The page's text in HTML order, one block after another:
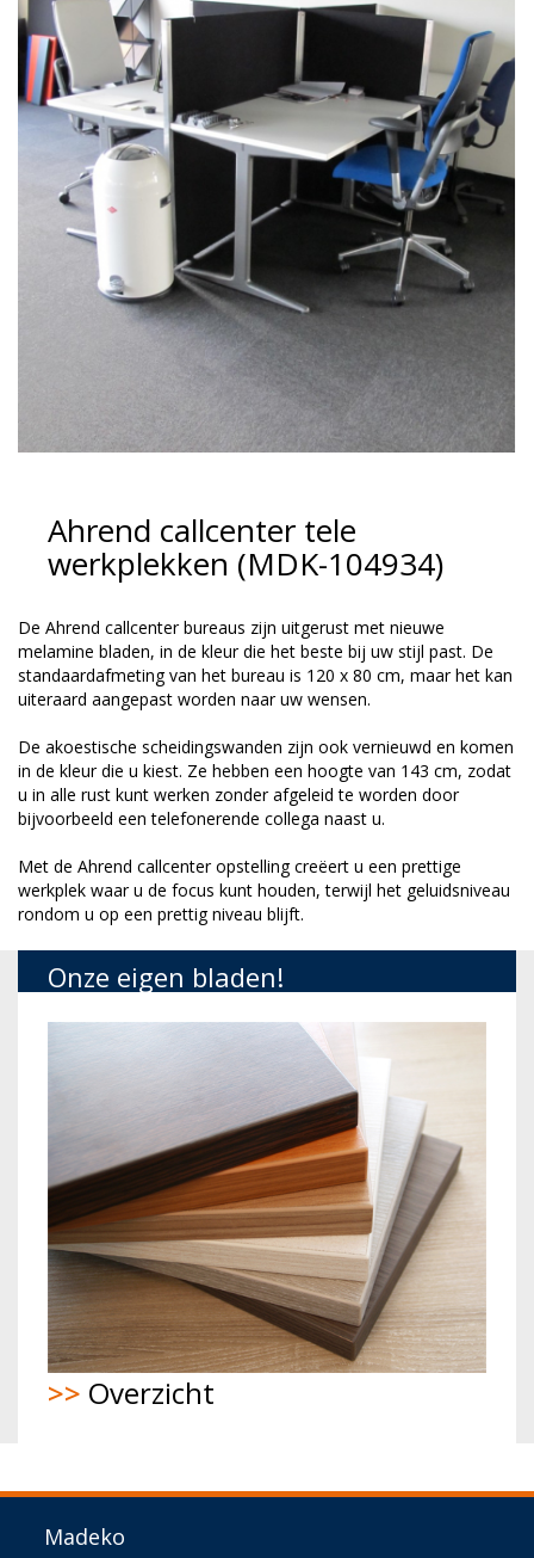
Ahrend callcenter tele
werkplekken (MDK-104934)
De Ahrend callcenter bureaus zijn uitgerust met nieuwe
melamine bladen, in de kleur die het beste bij uw stijl past. De
standaardafmeting van het bureau is 120 x 80 cm, maar het kan
uiteraard aangepast worden naar uw wensen.
De akoestische scheidingswanden zijn ook vernieuwd en komen
in de kleur die u kiest. Ze hebben een hoogte van 143 cm, zodat
u in alle rust kunt werken zonder afgeleid te worden door
bijvoorbeeld een telefonerende collega naast u.
Met de Ahrend callcenter opstelling creëert u een prettige
werkplek waar u de focus kunt houden, terwijl het geluidsniveau
rondom u op een prettig niveau blijft.
Onze eigen bladen!
>> Overzicht
Madeko